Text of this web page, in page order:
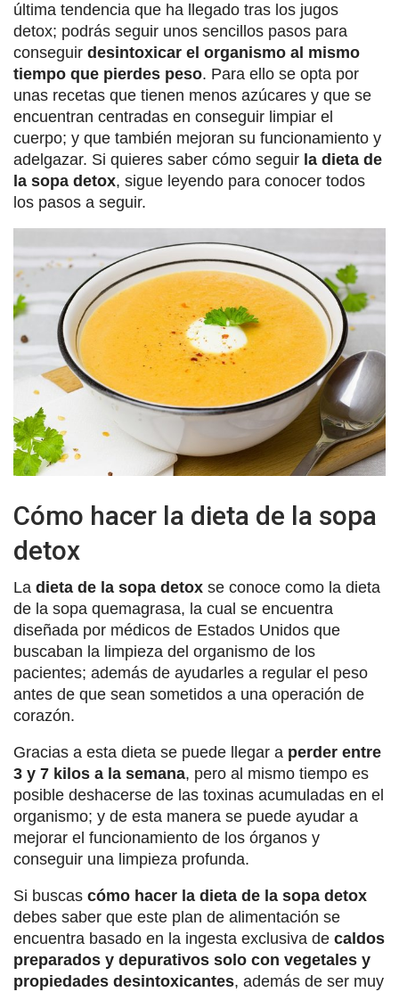
última tendencia que ha llegado tras los jugos
detox; podrás seguir unos sencillos pasos para
conseguir desintoxicar el organismo al mismo
tiempo que pierdes peso. Para ello se opta por
unas recetas que tienen menos azúcares y que se
encuentran centradas en conseguir limpiar el
cuerpo; y que también mejoran su funcionamiento y
adelgazar. Si quieres saber cómo seguir la dieta de
la sopa detox, sigue leyendo para conocer todos
los pasos a seguir.
Cómo hacer la dieta de la sopa
detox
La dieta de la sopa detox se conoce como la dieta
de la sopa quemagrasa, la cual se encuentra
diseñada por médicos de Estados Unidos que
buscaban la limpieza del organismo de los
pacientes; además de ayudarles a regular el peso
antes de que sean sometidos a una operación de
corazón.
Gracias a esta dieta se puede llegar a perder entre
3 y 7 kilos a la semana, pero al mismo tiempo es
posible deshacerse de las toxinas acumuladas en el
organismo; y de esta manera se puede ayudar a
mejorar el funcionamiento de los órganos y
conseguir una limpieza profunda.
Si buscas cómo hacer la dieta de la sopa detox
debes saber que este plan de alimentación se
encuentra basado en la ingesta exclusiva de caldos
preparados y depurativos solo con vegetales y
propiedades desintoxicantes, además de ser muy